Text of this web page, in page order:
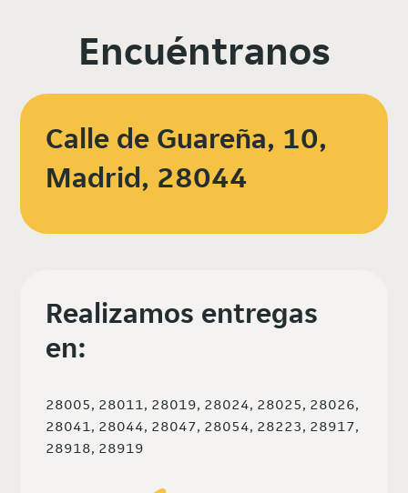
Encuéntranos
Calle de Guareña, 10,
Madrid, 28044
Realizamos entregas
en:
28005, 28011, 28019, 28024, 28025, 28026,
28041, 28044, 28047, 28054, 28223, 28917,
28918, 28919